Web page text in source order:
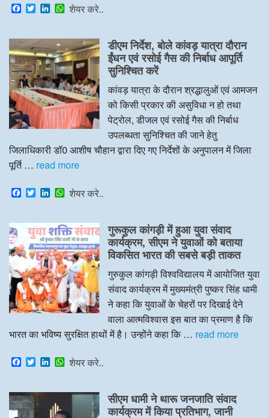
F
a
e
b
o
o
k
T
w
t
t
e
r
L
k
e
d
I
n
W
t
s
A
p
p
शेयर करे..
डीएम निर्देश, बोले कांवड़ यात्रा दौरान
ईंधन एवं रसोई गैस की निर्बाध आपूर्ति
सुनिश्चित करें
कांवड़ यात्रा के दौरान श्रद्धालुओं एवं आमजन
को किसी प्रकार की असुविधा न हो तथा
पेट्रोल, डीजल एवं रसोई गैस की निर्बाध
उपलब्धता सुनिश्चित की जाने हेतु
जिलाधिकारी डॉ0 आशीष चौहान द्वारा दिए गए निर्देशों के अनुपालन में जिला
पूर्ति … read more
F
a
e
b
o
o
k
T
w
t
t
e
r
L
k
e
d
I
n
W
t
s
A
p
p
शेयर करे..
गुरूकुल कांगड़ी में हुआ युवा संवाद
कार्यक्रम, सीएम ने युवाओं को बताया
विकसित भारत की सबसे बड़ी ताकत
गुरुकुल कांगड़ी विश्वविद्यालय में आयोजित युवा
संवाद कार्यक्रम में मुख्यमंत्री पुष्कर सिंह धामी
ने कहा कि युवाओं के चेहरों पर दिखाई देने
वाला आत्मविश्वास इस बात का प्रमाण है कि
भारत का भविष्य सुरक्षित हाथों में है। उन्होंने कहा कि … read more
F
a
e
b
o
T
w
t
e
L
k
e
d
W
t
A
शेयर करे..
सीएम धामी ने थारू जनजाति संवाद
कार्यक्रम में किया प्रतिभाग, जानी